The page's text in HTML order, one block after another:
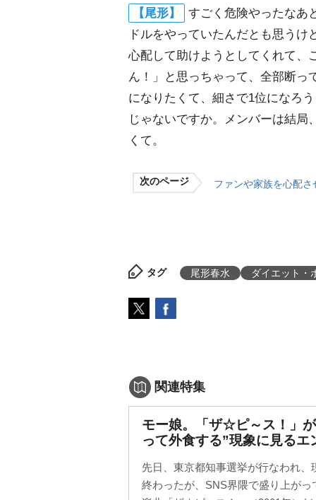
【尾形】
すごく危険やったなあ
ドルをやっていたんだとも思う
心配して助けようとしてくれて
ん！」と思っちゃって、全部断っ
になりたくて、細さで1位になろ
じゃないですか。メンバーは結局
くて。
次のページ ファンや家族を心配
タグ 尾形春水 ダイエット・
関連特集
モー娘。「ザ☆ピ～ス！」
って外食する”現象に見るエ
先日、東京都知事選挙が行なわれ
終わったが、SNS界隈で盛り上が